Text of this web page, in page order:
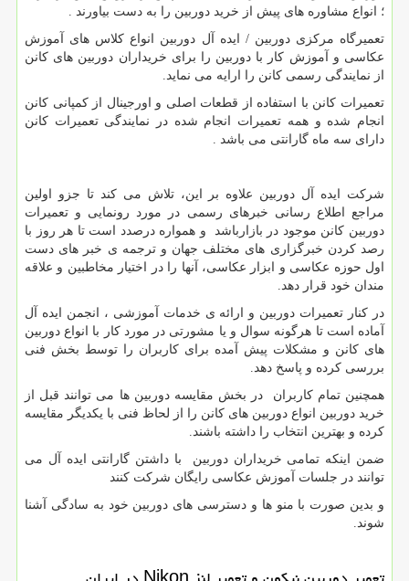
؛ انواع مشاوره های پیش از خرید دوربین را به دست بیاورند .
تعمیرگاه مرکزی دوربین / ایده آل دوربین انواع کلاس های آموزش
عکاسی و آموزش کار با دوربین را برای خریداران دوربین های کانن
از نمایندگی رسمی کانن را ارایه می نماید.
تعمیرات کانن با استفاده از قطعات اصلی و اورجینال از کمپانی کانن
انجام شده و همه تعمیرات انجام شده در نمایندگی تعمیرات کانن
دارای سه ماه گارانتی می باشد .
شرکت ایده آل دوربین علاوه بر این، تلاش می کند تا جزو اولین
مراجع اطلاع رسانی خبرهای رسمی در مورد رونمایی و تعمیرات
دوربین کانن موجود در بازارباشد و همواره درصدد است تا هر روز با
رصد کردن خبرگزاری های مختلف جهان و ترجمه ی خبر های دست
اول حوزه عکاسی و ابزار عکاسی، آنها را در اختیار مخاطبین و علاقه
مندان خود قرار دهد.
در کنار تعمیرات دوربین و ارائه ی خدمات آموزشی ، انجمن ایده آل
آماده است تا هرگونه سوال و یا مشورتی در مورد کار با انواع دوربین
های کانن و مشکلات پیش آمده برای کاربران را توسط بخش فنی
بررسی کرده و پاسخ دهد.
همچنین تمام کاربران در بخش مقایسه دوربین ها می توانند قبل از
خرید دوربین انواع دوربین های کانن را از لحاظ فنی با یکدیگر مقایسه
کرده و بهترین انتخاب را داشته باشند.
ضمن اینکه تمامی خریداران دوربین با داشتن گارانتی ایده آل می
توانند در جلسات آموزش عکاسی رایگان شرکت کنند
و بدین صورت با منو ها و دسترسی های دوربین خود به سادگی آشنا
شوند.